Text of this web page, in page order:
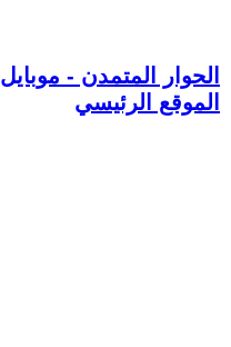
الحوار المتمدن - موبايل
الموقع الرئيسي